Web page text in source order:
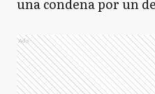
una condena por un
Ads